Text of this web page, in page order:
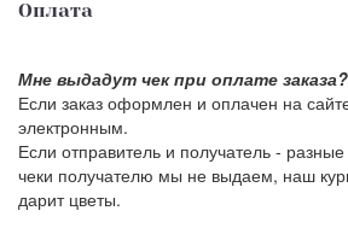
Оплата
Мне выдадут чек при оплате заказа?
Если заказ оформлен и оплачен на
электронным.
Если отправитель и получатель -
чеки получателю мы не выдаем, наш
дарит цветы.